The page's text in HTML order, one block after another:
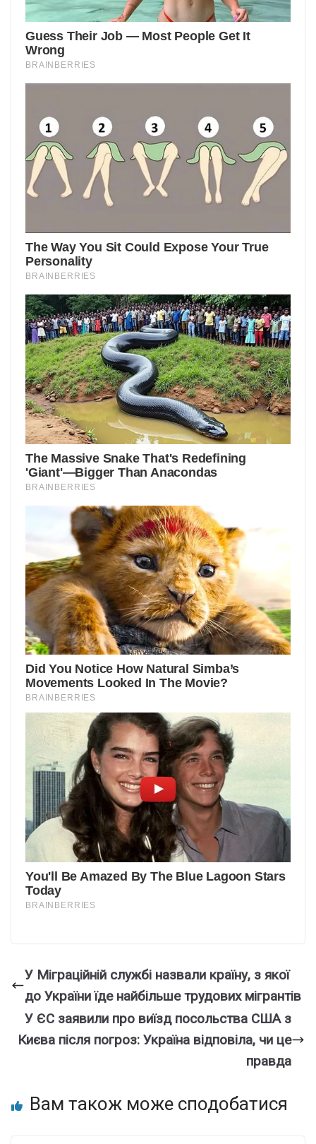
У Міграційній службі назвали країну, з якої
до України їде найбільше трудових мігрантів
У ЄС заявили про виїзд посольства США з
Києва після погроз: Україна відповіла, чи це
правда
Вам також може сподобатися